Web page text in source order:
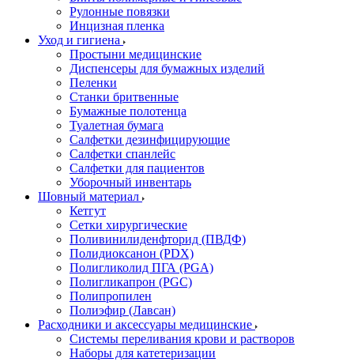
Рулонные повязки
Инцизная пленка
Уход и гигиена
Простыни медицинские
Диспенсеры для бумажных изделий
Пеленки
Станки бритвенные
Бумажные полотенца
Туалетная бумага
Салфетки дезинфицирующие
Салфетки спанлейс
Салфетки для пациентов
Уборочный инвентарь
Шовный материал
Кетгут
Сетки хирургические
Поливинилиденфторид (ПВДФ)
Полидиоксанон (PDX)
Полигликолид ПГА (PGA)
Полигликапрон (PGC)
Полипропилен
Полиэфир (Лавсан)
Расходники и аксессуары медицинские
Системы переливания крови и растворов
Наборы для катетеризации